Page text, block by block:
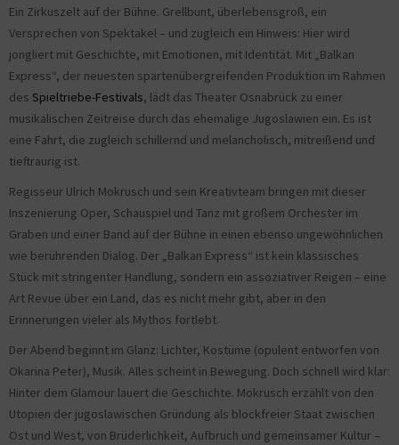
Ein Zirkuszelt auf der Bühne. Grellbunt, überlebensgroß, ein
Versprechen von Spektakel – und zugleich ein Hinweis: Hier wird
jongliert mit Geschichte, mit Emotionen, mit Identität. Mit „Balkan
Express“, der neuesten spartenübergreifenden Produktion im Rahmen
des Spieltriebe-Festivals, lädt das Theater Osnabrück zu einer
musikalischen Zeitreise durch das ehemalige Jugoslawien ein. Es ist
eine Fahrt, die zugleich schillernd und melancholisch, mitreißend und
tieftraurig ist.
Regisseur Ulrich Mokrusch und sein Kreativteam bringen mit dieser
Inszenierung Oper, Schauspiel und Tanz mit großem Orchester im
Graben und einer Band auf der Bühne in einen ebenso ungewöhnlichen
wie berührenden Dialog. Der „Balkan Express“ ist kein klassisches
Stück mit stringenter Handlung, sondern ein assoziativer Reigen – eine
Art Revue über ein Land, das es nicht mehr gibt, aber in den
Erinnerungen vieler als Mythos fortlebt.
Der Abend beginnt im Glanz: Lichter, Kostüme (opulent entworfen von
Okarina Peter), Musik. Alles scheint in Bewegung. Doch schnell wird klar:
Hinter dem Glamour lauert die Geschichte. Mokrusch erzählt von den
Utopien der jugoslawischen Gründung als blockfreier Staat zwischen
Ost und West, von Brüderlichkeit, Aufbruch und gemeinsamer Kultur –